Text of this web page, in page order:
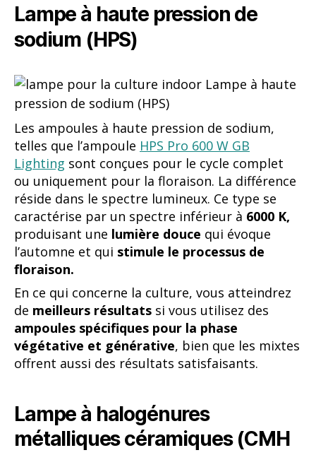
Lampe à haute pression de
sodium (HPS)
Les ampoules à haute pression de sodium,
telles que l’ampoule HPS Pro 600 W GB
Lighting sont conçues pour le cycle complet
ou uniquement pour la floraison. La différence
réside dans le spectre lumineux. Ce type se
caractérise par un spectre inférieur à 6000 K,
produisant une lumière douce qui évoque
l’automne et qui stimule le processus de
floraison.
En ce qui concerne la culture, vous atteindrez
de meilleurs résultats si vous utilisez des
ampoules spécifiques pour la phase
végétative et générative, bien que les mixtes
offrent aussi des résultats satisfaisants.
Lampe à halogénures
métalliques céramiques (CMH